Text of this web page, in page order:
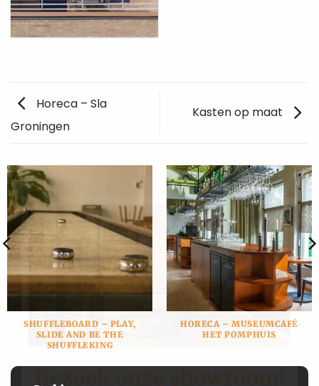
Bezoek onze showroom!
Horeca – Sla
Groningen
Kasten op maat
SHUFFLEBOARD – PLAY,
SLIDE AND BE THE
SHUFFLEKING
HORECA – MUSEUMCAFÉ
HET POMPHUIS